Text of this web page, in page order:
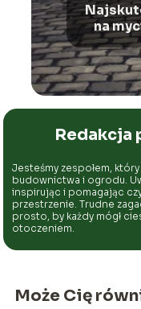
na
Redakcja
Jesteśmy zespołem,
budownictwa i ogrodu.
inspirując i pomagając
przestrzenie. Trudne
prosto, by każdy mógł
otoczeniem.
Może Cię